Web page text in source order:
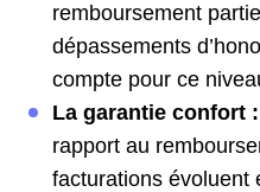
remboursement
dépassements
compte pour ce
La garantie confort :
rapport au
facturations évoluent